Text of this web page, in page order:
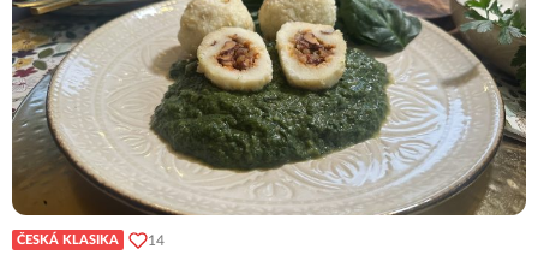
ČESKÁ KLASIKA 14